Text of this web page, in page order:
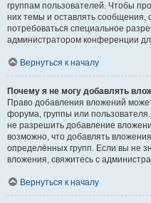
группам пользователей. Чтобы
них темы и оставлять сообщения,
потребоваться специальное
администратором конференции
Вернуться к началу
Почему я не могу добавлять
Право добавления вложений
форума, группы или
не разрешить добавление
возможно, что добавлять
определённых групп. Если вы не
вложения, свяжитесь с
Вернуться к началу